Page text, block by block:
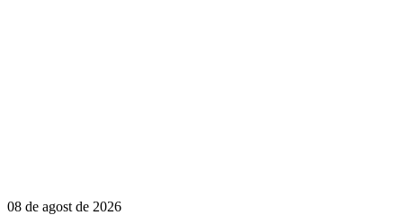
08 de agost de 2026